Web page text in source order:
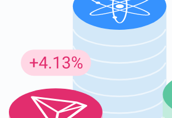
Inscreva-se para
Seja o primeiro a receber as
projeto e guias de